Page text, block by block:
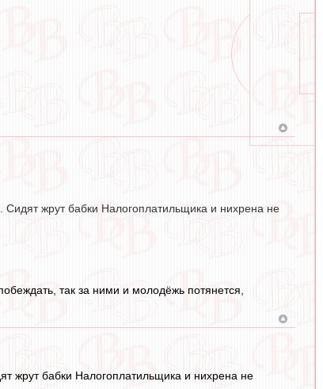
жрут бабки Налогоплатильщика и нихрена не
так за ними и молодёжь потянется,
жрут бабки Налогоплатильщика и нихрена не